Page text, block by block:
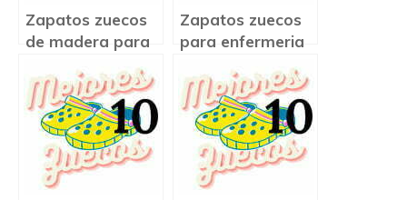
Zapatos zuecos
de madera para
Zapatos zuecos
para enfermeria